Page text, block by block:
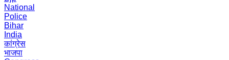
National
Police
Bihar
India
कांग्रेस
भाजपा